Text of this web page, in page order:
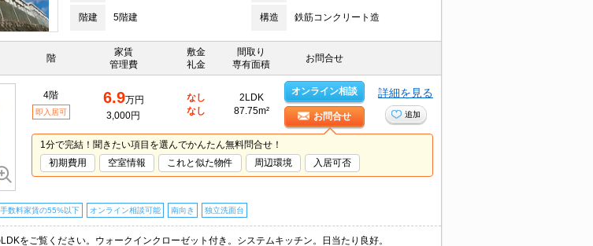
階建 5階建 構造 鉄筋コンクリート造
階
家賃
管理費
敷金
礼金
間取り
専有面積
お問合せ
4階
即入居可
6.9万円
3,000円
なし
なし
2LDK
87.75m²
オンライン相談
お問合せ
詳細を見る
追加
1分で完結！聞きたい項目を選んでかんたん無料問合せ！
初期費用
空室情報 これと似た物件 周辺環境 入居可否
数料家賃の55%以下 オンライン相談可能 南向き 独立洗面台
をご覧ください。ウォークインクローゼット付き。システムキッチン。日当たり良好。